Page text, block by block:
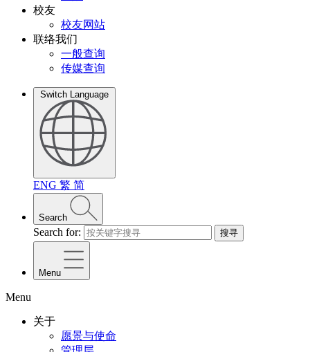
校友
校友网站
联络我们
一般查询
传媒查询
Switch Language
ENG 繁 简
Search
Search for: 搜寻
Menu
Menu
关于
愿景与使命